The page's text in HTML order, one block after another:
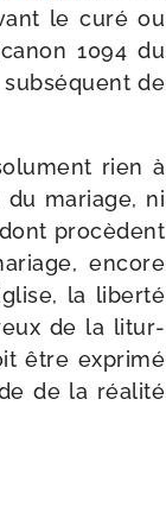
le curé ou
1094 du
de
rien à
mariage, ni
pro­cèdent
encore
la liber­té
de la litur­
être expri­mé
de la réa­li­té